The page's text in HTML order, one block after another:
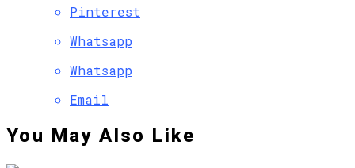
Pinterest
Whatsapp
Whatsapp
Email
You May Also Like